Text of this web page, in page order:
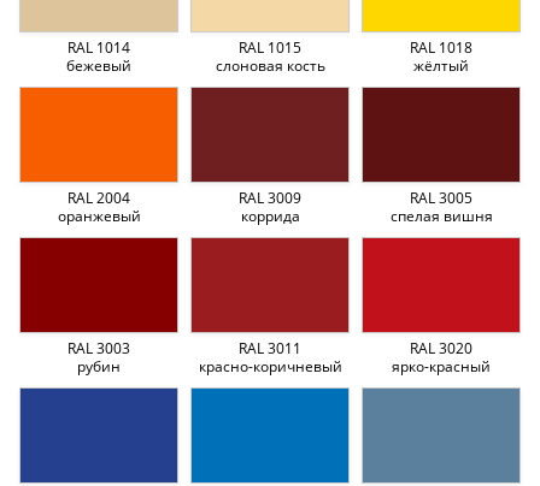
RAL 1014
бежевый
RAL 1015
слоновая кость
RAL 1018
жёлтый
RAL 2004
оранжевый
RAL 3009
коррида
RAL 3005
спелая вишня
RAL 3003
рубин
RAL 3011
красно-коричневый
RAL 3020
ярко-красный